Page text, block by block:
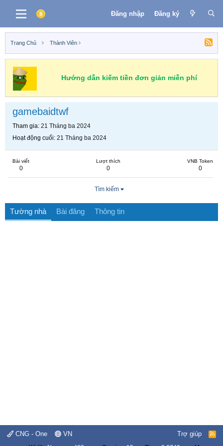
Đăng nhập Đăng ký
Trang Chủ Thành Viên
Hướng dẫn kiếm tiền đơn giản miễn phí
gamebaidtwf
Tham gia 21 Tháng ba 2024
Hoạt động cuối 21 Tháng ba 2024
Bài viết
0
Lượt thích
0
VNB Token
0
Tìm kiếm
Tường nhà Bài đăng Thông tin
CNG - One VN Trợ giúp
R